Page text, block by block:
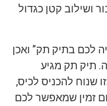
ושילוב קטן כגדול
לכם בתיק תק” ואכן
תיק תק מגיע
שנוח להכניס לכיס,
זמין שמאפשר לכם